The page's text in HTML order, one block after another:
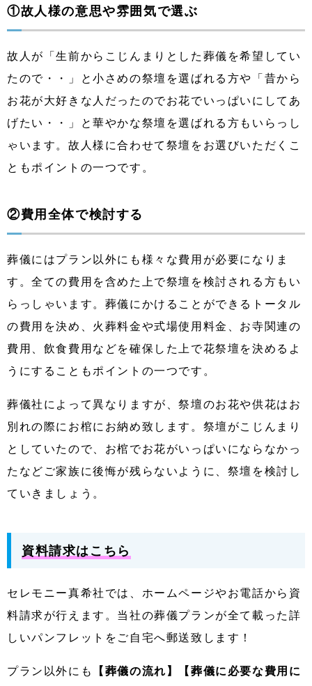
①故人様の意思や雰囲気で選ぶ
故人が「生前からこじんまりとした葬儀を希望してい
たので・・」と小さめの祭壇を選ばれる方や「昔から
お花が大好きな人だったのでお花でいっぱいにしてあ
げたい・・」と華やかな祭壇を選ばれる方もいらっし
ゃいます。故人様に合わせて祭壇をお選びいただくこ
ともポイントの一つです。
②費用全体で検討する
葬儀にはプラン以外にも様々な費用が必要になりま
す。全ての費用を含めた上で祭壇を検討される方もい
らっしゃいます。葬儀にかけることができるトータル
の費用を決め、火葬料金や式場使用料金、お寺関連の
費用、飲食費用などを確保した上で花祭壇を決めるよ
うにすることもポイントの一つです。
葬儀社によって異なりますが、祭壇のお花や供花はお
別れの際にお棺にお納め致します。 祭壇がこじんまり
としていたので、お棺でお花がいっぱいにならなかっ
たなどご家族に後悔が残らないように、祭壇を検討し
ていきましょう。
資料請求はこちら
セレモニー真希社では、ホームページやお電話から資
料請求が行えます。 当社の葬儀プランが全て載った詳
しいパンフレットをご自宅へ郵送致します！
プラン以外にも
【葬儀の流れ】【葬儀に必要な費用に